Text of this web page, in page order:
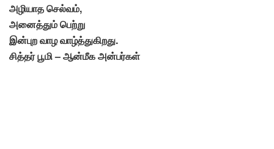
அழியாத செல்வம்,
அனைத்தும் பெற்று
இன்புற வாழ வாழ்த்துகிறது.
சித்தர் பூமி – ஆன்மீக அன்பர்கள்